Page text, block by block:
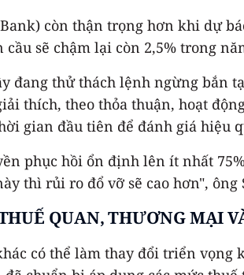
còn thận trọng hơn khi dự
sẽ chậm lại còn 2,5% trong
đang thử thách lệnh ngừng
thích, theo thỏa thuận, hoạt
gian đầu tiên để đánh giá hiệu
phục hồi ổn định lên ít nhất
thì rủi ro đổ vỡ sẽ cao hơn", ông
QUAN, THƯƠNG MẠI
có thể làm thay đổi triển